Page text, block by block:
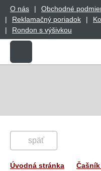
O nás Obchodné
Reklamačný poriadok
Rondon s výšivkou
späť
Úvodná stránka
Čašník